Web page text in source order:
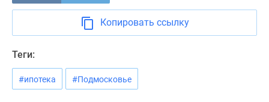
#траншевая
#рассрочка
ИТ-
ипотека
Квартиры
Копировать ссылку
Теги:
#ипотека #Подмосковье